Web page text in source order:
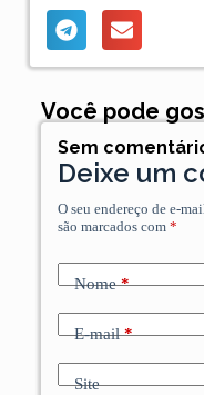
Você pode
Sem
Deixe um
O seu endereço de e-
são marcados com *
Nome*
E-mail*
Site